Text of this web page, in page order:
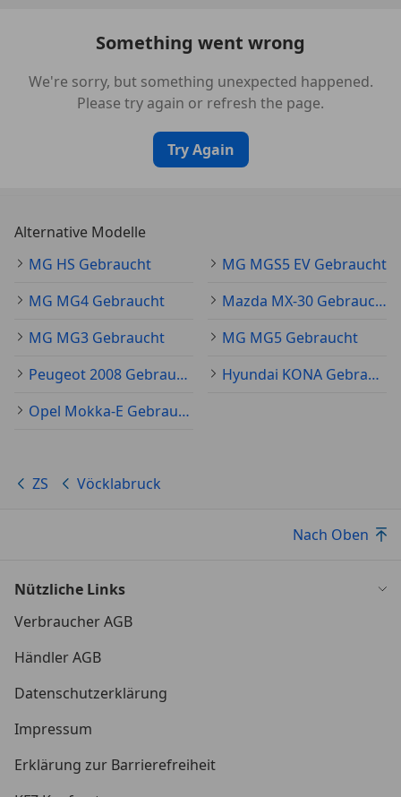
*Belüftungsdüsen hinten
*Elektrische Feststellbremse (EPB)
*Frontscheibenwischer
*Müdigkeitswarnung (UDW)
Lastbegrenzer
Lastbegrenzer
*Schlüsselloses Zugangssystem
Something went wrong
We're sorry, but something unexpected happened.
Please try again or refresh the page.
Try Again
Alternative Modelle
MG HS Gebraucht
MG MGS5 EV Gebraucht
MG MG4 Gebraucht
Mazda MX-30 Gebraucht
MG MG3 Gebraucht
MG MG5 Gebraucht
Peugeot 2008 Gebraucht
Hyundai KONA Gebraucht
Opel Mokka-E Gebraucht
ZS Vöcklabruck
Nach Oben
Nützliche Links
Verbraucher AGB
Händler AGB
Datenschutzerklärung
Impressum
Erklärung zur Barrierefreiheit